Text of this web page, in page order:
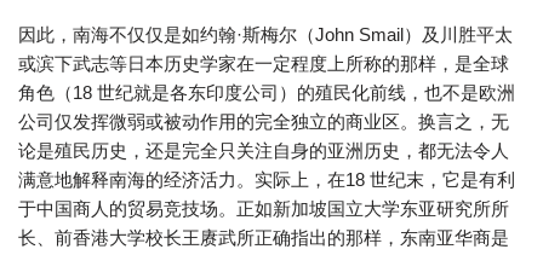
因此，南海不仅仅是如约翰·斯梅尔（John Smail）及川胜平太
或滨下武志等日本历史学家在一定程度上所称的那样，是全球
角色（18 世纪就是各东印度公司）的殖民化前线，也不是欧洲
公司仅发挥微弱或被动作用的完全独立的商业区。换言之，无
论是殖民历史，还是完全只关注自身的亚洲历史，都无法令人
满意地解释南海的经济活力。实际上，在18 世纪末，它是有利
于中国商人的贸易竞技场。正如新加坡国立大学东亚研究所所
长、前香港大学校长王赓武所正确指出的那样，东南亚华商是